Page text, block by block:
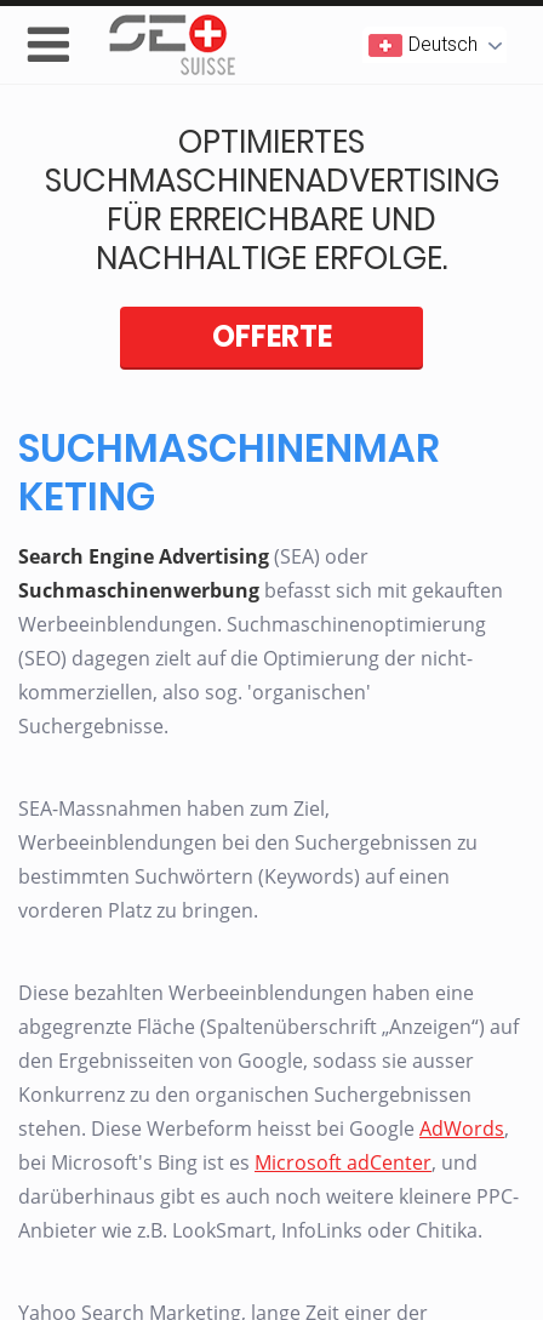
Deutsch
OPTIMIERTES
SUCHMASCHINENADVERTISING
FÜR ERREICHBARE UND
NACHHALTIGE ERFOLGE.
OFFERTE
SUCHMASCHINENMAR
KETING
Search Engine Advertising(SEA) oder
Suchmaschinenwerbung befasst sich mit gekauften
Werbeeinblendungen. Suchmaschinenoptimierung
(SEO) dagegen zielt auf die Optimierung der nicht-
kommerziellen, also sog. 'organischen'
Suchergebnisse.
SEA-Massnahmen haben zum Ziel,
Werbeeinblendungen bei den Suchergebnissen zu
bestimmten Suchwörtern (Keywords) auf einen
vorderen Platz zu bringen.
Diese bezahlten Werbeeinblendungen haben eine
abgegrenzte Fläche (Spaltenüberschrift „Anzeigen“) auf
den Ergebnisseiten von Google, sodass sie ausser
Konkurrenz zu den organischen Suchergebnissen
stehen. Diese Werbeform heisst bei Google AdWords,
bei Microsoft's Bing ist es Microsoft adCenter, und
darüberhinaus gibt es auch noch weitere kleinere PPC-
Anbieter wie z.B. LookSmart, InfoLinks oder Chitika.
Yahoo Search Marketing, lange Zeit einer der